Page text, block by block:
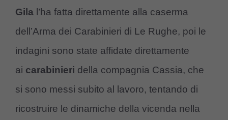
Gila l’ha fatta direttamente alla caserma
dell’Arma dei Carabinieri di Le Rughe, poi le
indagini sono state affidate direttamente
ai carabinieri della compagnia Cassia, che
si sono messi subito al lavoro, tentando di
ricostruire le dinamiche della vicenda nella